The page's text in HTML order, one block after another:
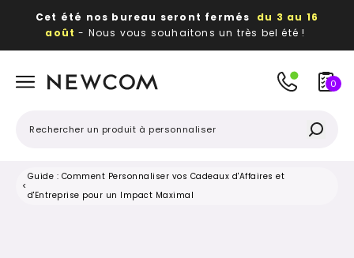
Cet été nos bureau seront fermés du 3 au 16
août - Nous vous souhaitons un très bel été !
publicitaires
0
<
Guide : Comment Personnaliser vos Cadeaux d'Affaires et
d'Entreprise pour un Impact Maximal